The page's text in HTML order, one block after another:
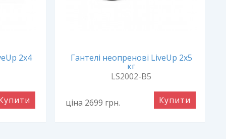
2х4 Гантелі неопренові LiveUp 2x5
кг
LS2002-B5
ціна 2699 грн. Купити